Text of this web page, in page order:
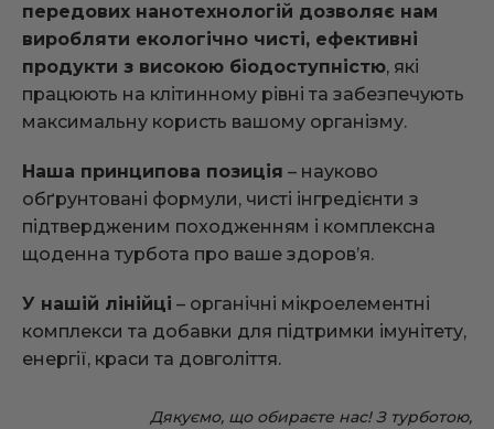
передових нанотехнологій дозволяє нам
виробляти екологічно чисті, ефективні
продукти з високою біодоступністю, які
працюють на клітинному рівні та забезпечують
максимальну користь вашому організму.
Наша принципова позиція – науково
обґрунтовані формули, чисті інгредієнти з
підтвердженим походженням і комплексна
щоденна турбота про ваше здоров’я.
У нашій лінійці – органічні мікроелементні
комплекси та добавки для підтримки імунітету,
енергії, краси та довголіття.
Дякуємо, що обираєте нас! З турботою,